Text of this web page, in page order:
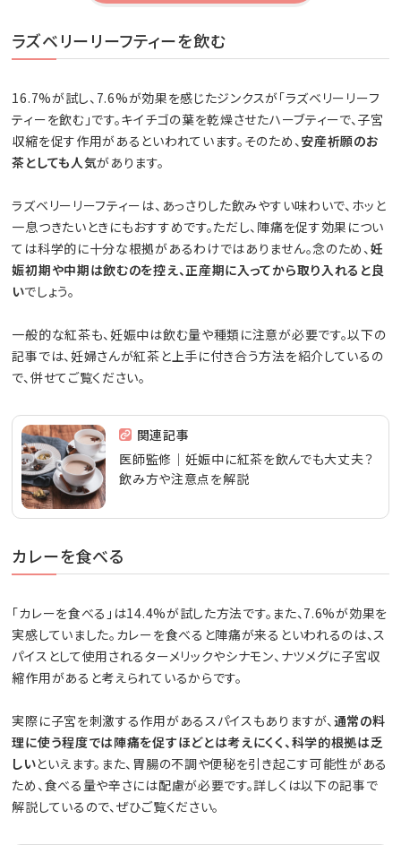
ラズベリーリーフティーを飲む
16.7%が試し、7.6%が効果を感じたジンクスが「ラズベリーリーフ
ティーを飲む」です。キイチゴの葉を乾燥させたハーブティーで、子宮
収縮を促す作用があるといわれています。そのため、 安産祈願のお
茶としても人気があります。
ラズベリーリーフティーは、あっさりした飲みやすい味わいで、ホッと
一息つきたいときにもおすすめです。ただし、陣痛を促す効果につい
ては科学的に十分な根拠があるわけではありません。念のため、 妊
娠初期や中期は飲むのを控え、正産期に入ってから取り入れると良
いでしょう。
一般的な紅茶も、妊娠中は飲む量や種類に注意が必要です。以下の
記事では、妊婦さんが紅茶と上手に付き合う方法を紹介しているの
で、併せてご覧ください。
関連記事
医師監修｜妊娠中に紅茶を飲んでも大丈夫？
飲み方や注意点を解説
カレーを食べる
「カレーを食べる」は14.4%が試した方法です。また、7.6%が効果を
実感していました。カレーを食べると陣痛が来るといわれるのは、ス
パイスとして使用されるターメリックやシナモン、ナツメグに子宮収
縮作用があると考えられているからです。
実際に子宮を刺激する作用があるスパイスもありますが、 通常の料
理に使う程度では陣痛を促すほどとは考えにくく、科学的根拠は乏
しいといえます。また、胃腸の不調や便秘を引き起こす可能性がある
ため、食べる量や辛さには配慮が必要です。詳しくは以下の記事で
解説しているので、ぜひご覧ください。